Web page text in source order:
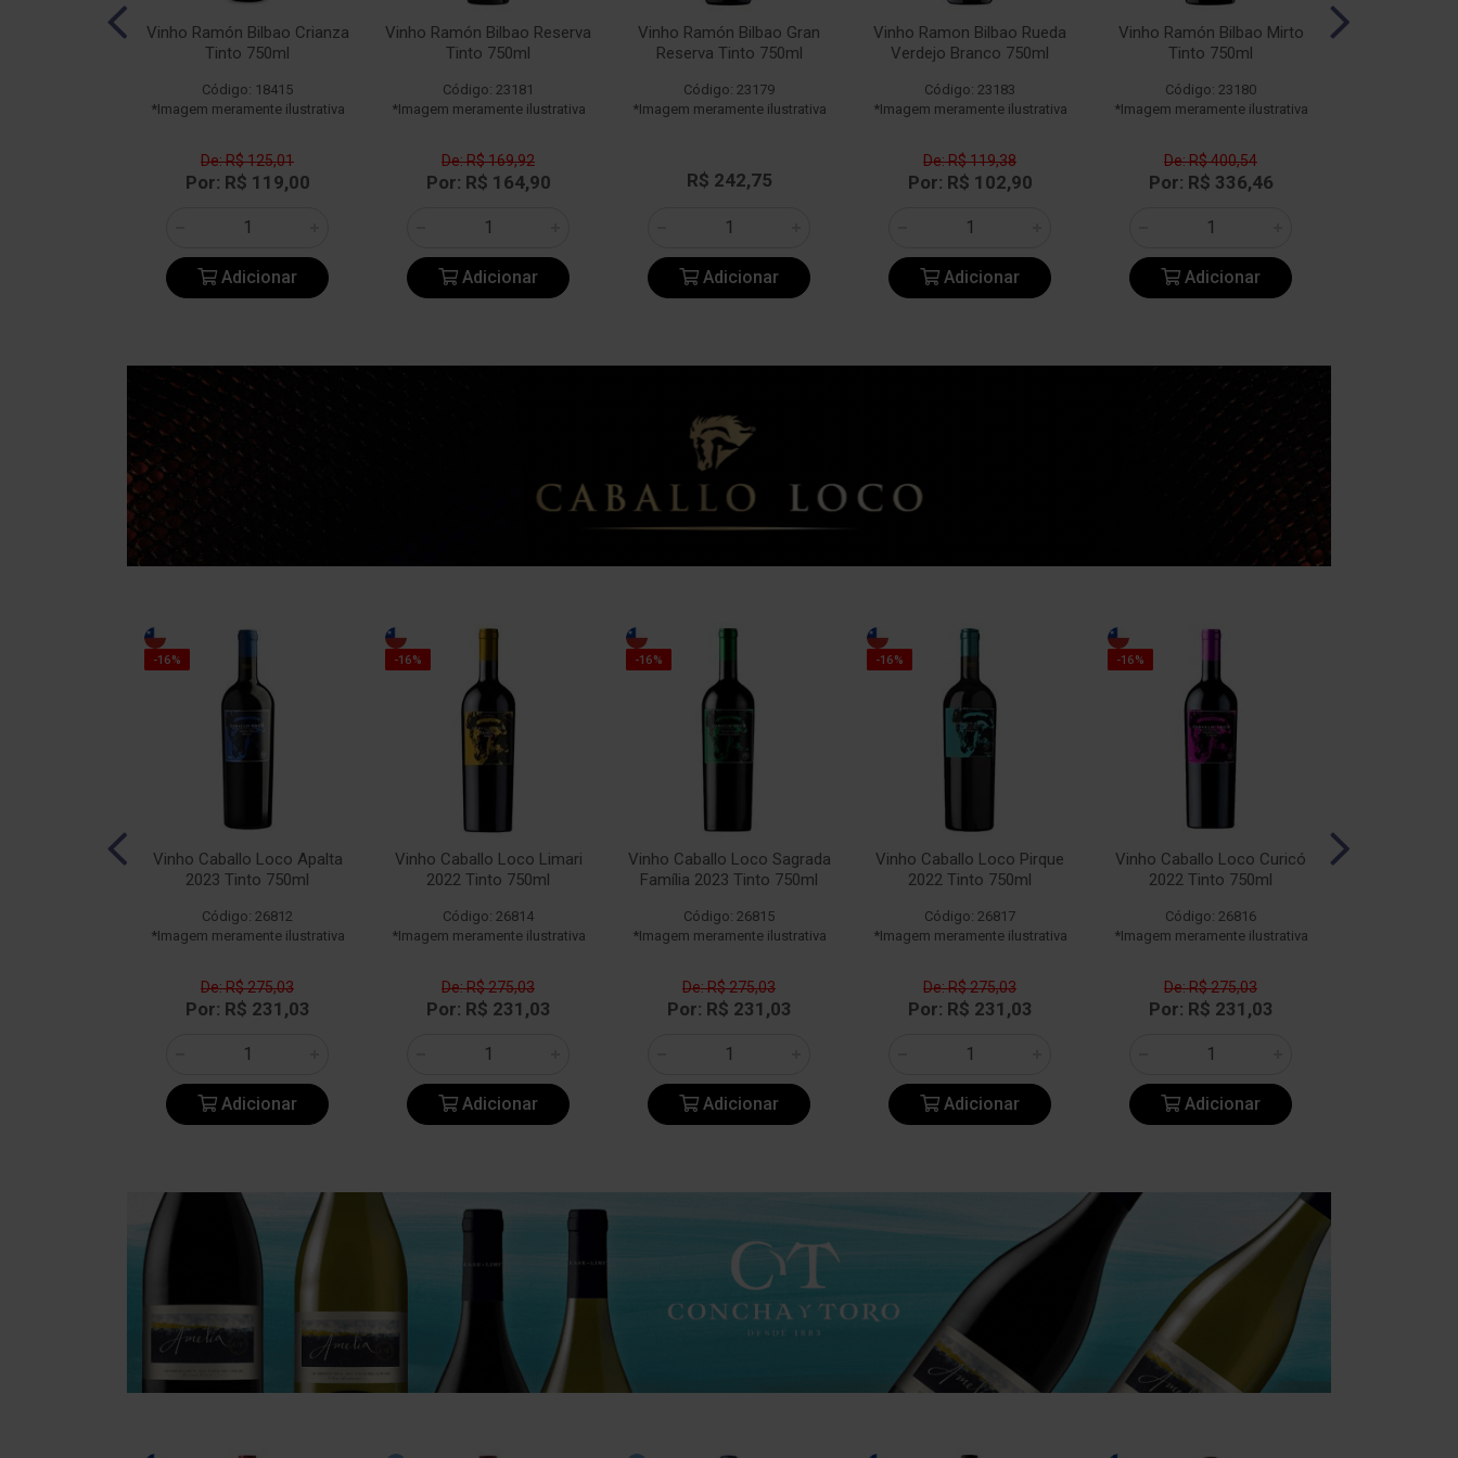
Vinho Ramón Bilbao Crianza
Tinto 750ml
Código: 18415
*Imagem meramente ilustrativa
De: R$ 125,01
Por: R$ 119,00
Adicionar
Vinho Ramón Bilbao Reserva
Tinto 750ml
Código: 23181
*Imagem meramente ilustrativa
De: R$ 169,92
Por: R$ 164,90
Adicionar
Vinho Ramón Bilbao Gran
Reserva Tinto 750ml
Código: 23179
*Imagem meramente ilustrativa
R$ 242,75
Adicionar
Vinho Ramon Bilbao Rueda
Verdejo Branco 750ml
Código: 23183
*Imagem meramente ilustrativa
De: R$ 119,38
Por: R$ 102,90
Adicionar
Vinho Ramón Bilbao Mirto
Tinto 750ml
Código: 23180
*Imagem meramente ilustrativa
De: R$ 400,54
Por: R$ 336,46
Adicionar
-16%
Vinho Caballo Loco Apalta
2023 Tinto 750ml
Código: 26812
*Imagem meramente ilustrativa
De: R$ 275,03
Por: R$ 231,03
Adicionar
-16%
Vinho Caballo Loco Limari
2022 Tinto 750ml
Código: 26814
*Imagem meramente ilustrativa
De: R$ 275,03
Por: R$ 231,03
Adicionar
-16%
Vinho Caballo Loco Sagrada
Família 2023 Tinto 750ml
Código: 26815
*Imagem meramente ilustrativa
De: R$ 275,03
Por: R$ 231,03
Adicionar
-16%
Vinho Caballo Loco Pirque
2022 Tinto 750ml
Código: 26817
*Imagem meramente ilustrativa
De: R$ 275,03
Por: R$ 231,03
Adicionar
-16%
Vinho Caballo Loco Curicó
2022 Tinto 750ml
Código: 26816
*Imagem meramente ilustrativa
De: R$ 275,03
Por: R$ 231,03
Adicionar